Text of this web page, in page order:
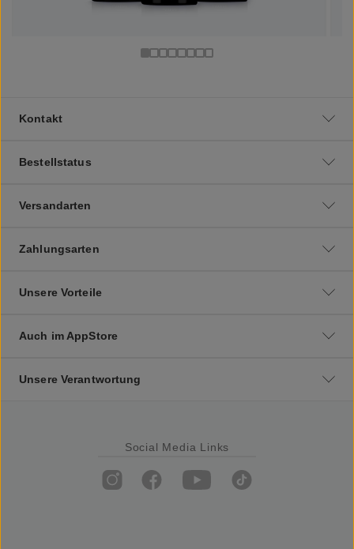
Kontakt
Bestellstatus
Versandarten
Zahlungsarten
Unsere Vorteile
Auch im AppStore
Unsere Verantwortung
Social Media Links